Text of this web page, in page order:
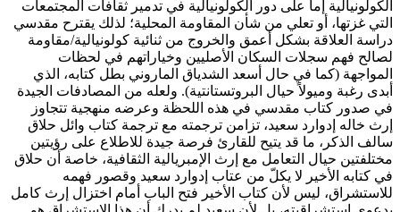
الكولونيالية إما على دور الكولونيالية في تدمير ثقافات المجتمعات
التي غزتها، أو تعلي من شأن المقاومة المحلية؛ لذلك يقترح مقدسي
دراسة العلاقة بشكل أعمق والخروج من ثنائية كولونيالية/مقاومة
لصالح فهم سجلات السكان الأصليين وخياراتهم في لحظات
المواجهة (كما في حال أسعد الشدياق الماروني بطل كتابه، الذي
أبدى رغبة وميولاً حيال البروتستانتية). ولعله من المصادفات الجيدة
في صدور كتاب مقدسي في هذه اللحظة وعرضه منهجية تتجاوز
إرث خاله إدوارد سعيد، تزامن ترجمته مع ترجمة كتاب وائل حلاق
سالف الذكر، ما قد يتيح للقارئ فرصة جيدة للاطلاع على رؤيتين
مختلفتين حيال التعامل مع إرث الإمبريالية الثقافية، خاصة أن حلاق
في كتابه الأخير لا يكلّ من عتاب إدوارد سعيد وقصور فهمه
للاستشراق، ليس لأن كتاب الأخير فتح الباب أمام اختزال إرث كامل